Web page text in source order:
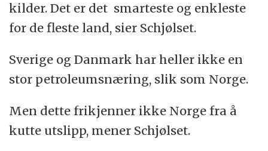
kilder. Det er det smarteste og enkleste
for de fleste land, sier Schjølset.
Sverige og Danmark har heller ikke en
stor petroleumsnæring, slik som Norge.
Men dette frikjenner ikke Norge fra å
kutte utslipp, mener Schjølset.